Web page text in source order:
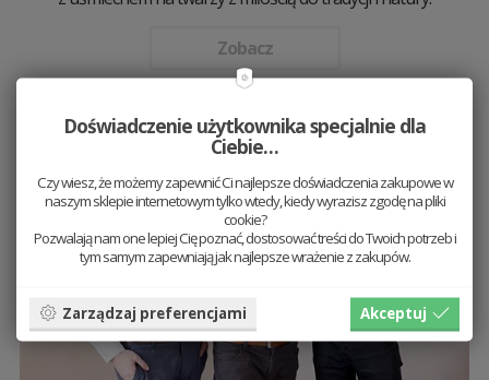
Zobacz
Doświadczenie użytkownika specjalnie dla
Ciebie…
Czy wiesz, że możemy zapewnić Ci najlepsze doświadczenia zakupowe w
naszym sklepie internetowym tylko wtedy, kiedy wyrazisz zgodę na pliki
cookie?
Pozwalają nam one lepiej Cię poznać, dostosować treści do Twoich potrzeb i
tym samym zapewniają jak najlepsze wrażenie z zakupów.
Zarządzaj preferencjami Akceptuj